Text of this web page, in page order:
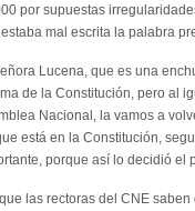
por supuestas
mal escrita la palabra
Lucena, que es una
de la Constitución, pero al
Nacional, la vamos a
está en la Constitución,
porque así lo decidió el
las rectoras del CNE